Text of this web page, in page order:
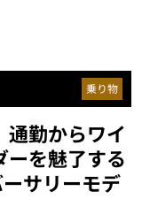
乗り物
通勤からワイ
ーを魅了する
サリーモデ